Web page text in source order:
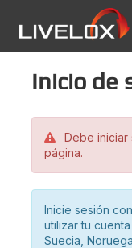
Inicio de
Debe iniciar
página.
Inicie sesión
utilizar tu
Suecia,